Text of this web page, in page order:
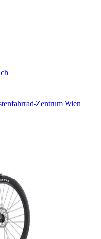
Zentrum Wien